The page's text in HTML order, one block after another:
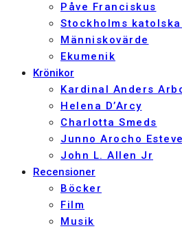
Påve Franciskus
Stockholms
Människovärde
Ekumenik
Krönikor
Kardinal Anders
Helena D’Arcy
Charlotta Smeds
Junno Arocho
John L. Allen Jr
Recensioner
Böcker
Film
Musik